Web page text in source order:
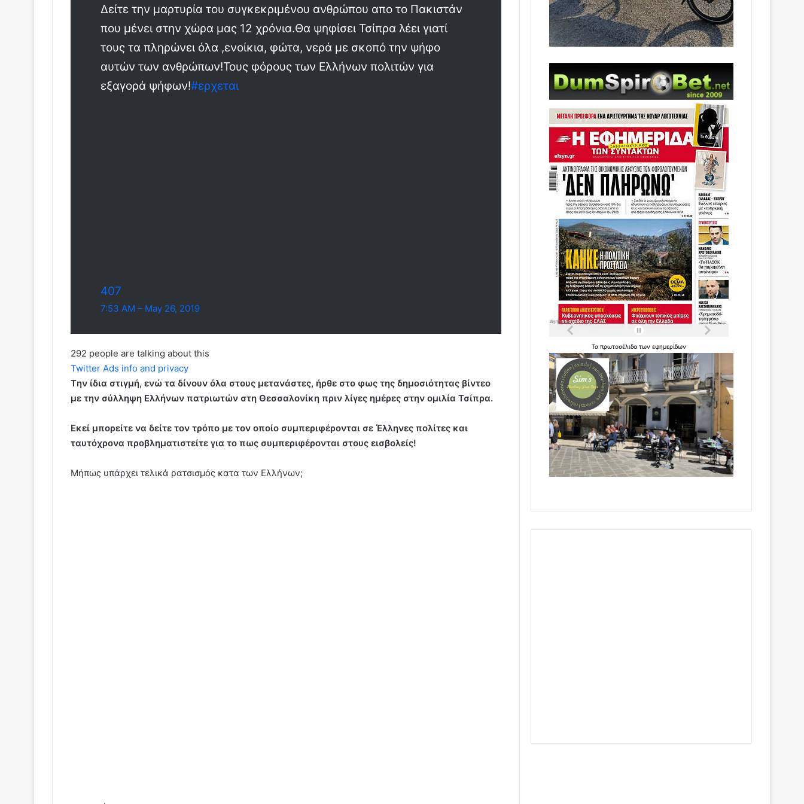
Δείτε την μαρτυρία του συγκεκριμένου ανθρώπου απο το Πακιστάν
που μένει στην χώρα μας 12 χρόνια.Θα ψηφίσει Τσίπρα λέει γιατί
τους τα πληρώνει όλα ,ενοίκια, φώτα, νερά με σκοπό την ψήφο
αυτών των ανθρώπων!Τους φόρους των Ελλήνων πολιτών για
εξαγορά ψήφων!#ερχεται
407
7:53 AM – May 26, 2019
292 people are talking about this
Twitter Ads info and privacy
Tην ίδια στιγμή, ενώ τα δίνουν όλα στους μετανάστες, ήρθε στο φως της δημοσιότητας βίντεο
με την σύλληψη Ελλήνων πατριωτών στη Θεσσαλονίκη πριν λίγες ημέρες στην ομιλία Τσίπρα.
Εκεί μπορείτε να δείτε τον τρόπο με τον οποίο συμπεριφέρονται σε Έλληνες πολίτες και
ταυτόχρονα προβληματιστείτε για το πως συμπεριφέρονται στους εισβολείς!
Μήπως υπάρχει τελικά ρατσισμός κατα των Ελλήνων;
Ταπρωτοσέλιδατωνεφημερίδων